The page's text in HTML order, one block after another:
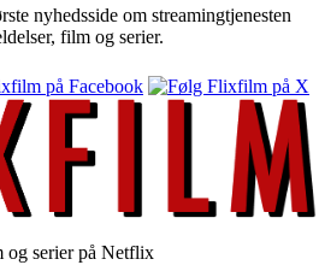
nyhedsside om streamingtjenesten
film og serier.
og serier på Netflix